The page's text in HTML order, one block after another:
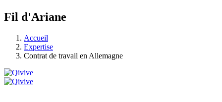
Fil d'Ariane
Accueil
Expertise
Contrat de travail en Allemagne